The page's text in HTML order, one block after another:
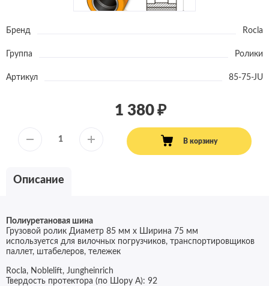
Бренд Rocla
Группа Ролики
Артикул 85-75-JU
1 380
В корзину
Описание
Полиуретановая шина
Грузовой ролик Диаметр 85 мм x Ширина 75 мм
используется для вилочных погрузчиков, транспортировщиков
паллет, штабелеров, тележек
Rocla, Noblelift, Jungheinrich
Твердость протектора (по Шору А): 92